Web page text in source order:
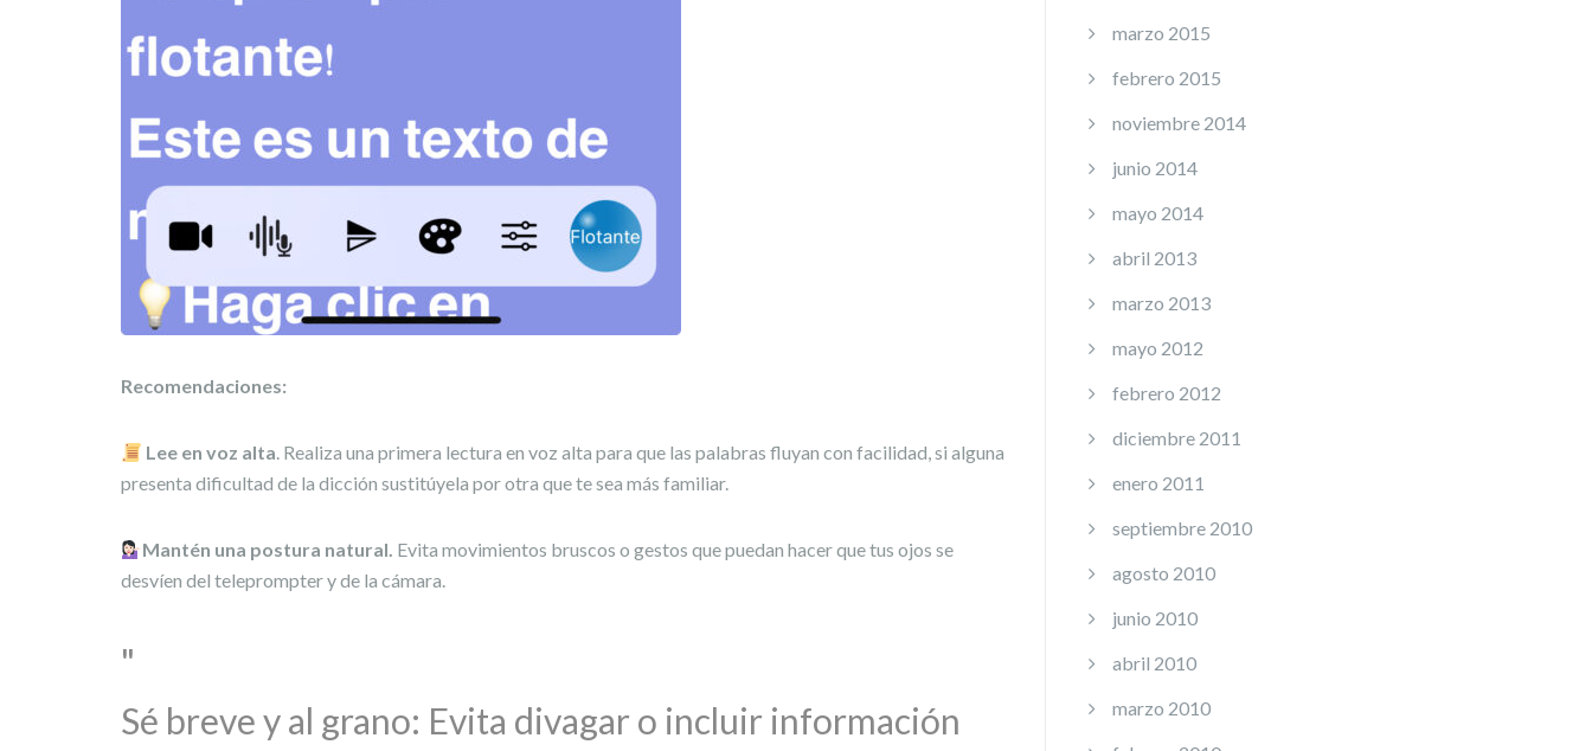
Recomendaciones:
Lee en voz alta. Realiza una primera lectura en voz alta para que las palabras fluyan con facilidad, si alguna
presenta dificultad de la dicción sustitúyela por otra que te sea más familiar.
Mantén una postura natural. Evita movimientos bruscos o gestos que puedan hacer que tus ojos se
desvíen del teleprompter y de la cámara.
Sé breve y al grano: Evita divagar o incluir información
marzo 2015
febrero 2015
noviembre 2014
junio 2014
mayo 2014
abril 2013
marzo 2013
mayo 2012
febrero 2012
diciembre 2011
enero 2011
septiembre 2010
agosto 2010
junio 2010
abril 2010
marzo 2010